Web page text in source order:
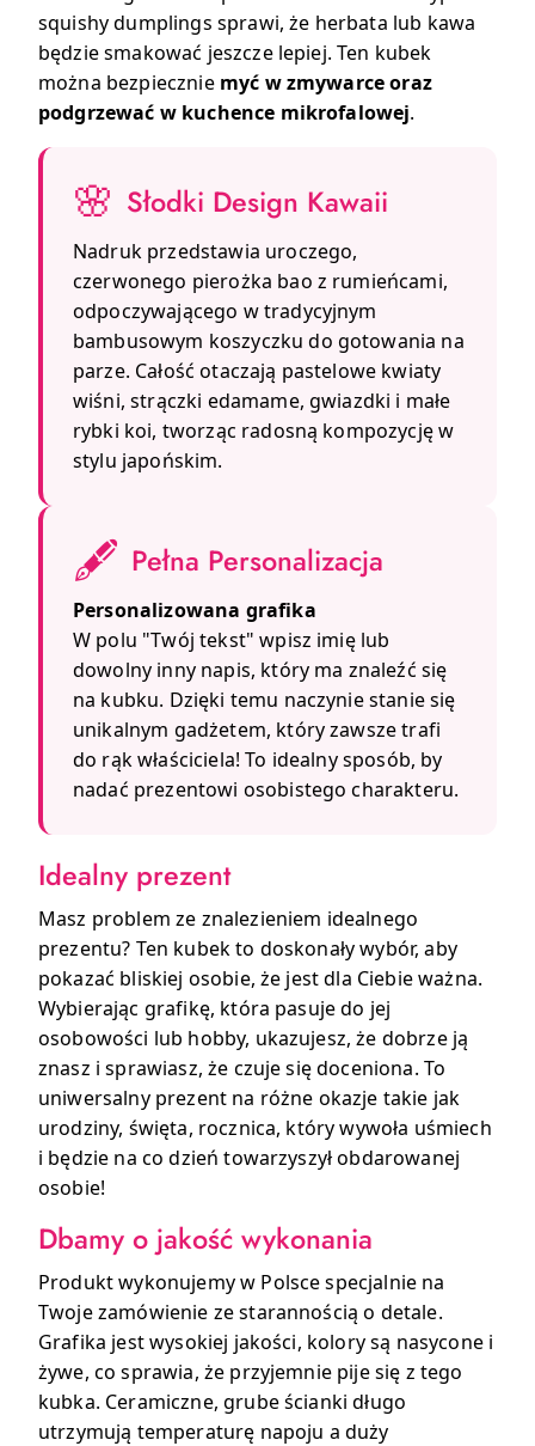
squishy dumplings sprawi, że herbata lub kawa
będzie smakować jeszcze lepiej. Ten kubek
można bezpiecznie myć w zmywarce oraz
podgrzewać w kuchence mikrofalowej.
🌸 Słodki Design Kawaii
Nadruk przedstawia uroczego,
czerwonego pierożka bao z rumieńcami,
odpoczywającego w tradycyjnym
bambusowym koszyczku do gotowania na
parze. Całość otaczają pastelowe kwiaty
wiśni, strączki edamame, gwiazdki i małe
rybki koi, tworząc radosną kompozycję w
stylu japońskim.
🖋️ Pełna Personalizacja
Personalizowana grafika
W polu "Twój tekst" wpisz imię lub
dowolny inny napis, który ma znaleźć się
na kubku. Dzięki temu naczynie stanie się
unikalnym gadżetem, który zawsze trafi
do rąk właściciela! To idealny sposób, by
nadać prezentowi osobistego charakteru.
Idealny prezent
Masz problem ze znalezieniem idealnego
prezentu? Ten kubek to doskonały wybór, aby
pokazać bliskiej osobie, że jest dla Ciebie ważna.
Wybierając grafikę, która pasuje do jej
osobowości lub hobby, ukazujesz, że dobrze ją
znasz i sprawiasz, że czuje się doceniona. To
uniwersalny prezent na różne okazje takie jak
urodziny, święta, rocznica, który wywoła uśmiech
i będzie na co dzień towarzyszył obdarowanej
osobie!
Dbamy o jakość wykonania
Produkt wykonujemy w Polsce specjalnie na
Twoje zamówienie ze starannością o detale.
Grafika jest wysokiej jakości, kolory są nasycone i
żywe, co sprawia, że przyjemnie pije się z tego
kubka. Ceramiczne, grube ścianki długo
utrzymują temperaturę napoju a duży